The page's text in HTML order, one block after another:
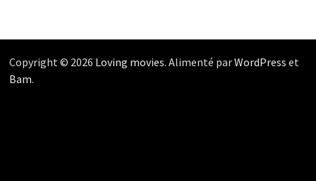
Copyright © 2026 Loving movies. Alimenté parWordPress et
Bam.